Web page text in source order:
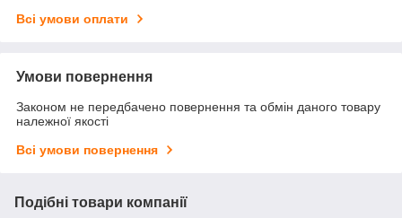
Всі умови оплати
Умови повернення
Законом не передбачено повернення та обмін даного товару
належної якості
Всі умови повернення
Подібні товари компанії